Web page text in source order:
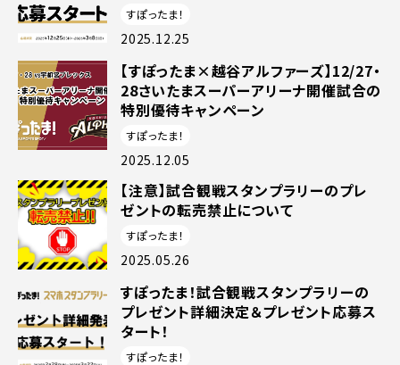
すぽったま！
2025.12.25
【すぽったま×越谷アルファーズ】12/27・
28さいたまスーパーアリーナ開催試合の
特別優待キャンペーン
すぽったま！
2025.12.05
【注意】試合観戦スタンプラリーのプレ
ゼントの転売禁止について
すぽったま！
2025.05.26
すぽったま！試合観戦スタンプラリーの
プレゼント詳細決定＆プレゼント応募ス
タート！
すぽったま！